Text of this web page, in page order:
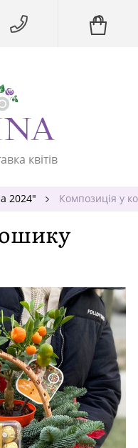
квітів
2024" Композиція у